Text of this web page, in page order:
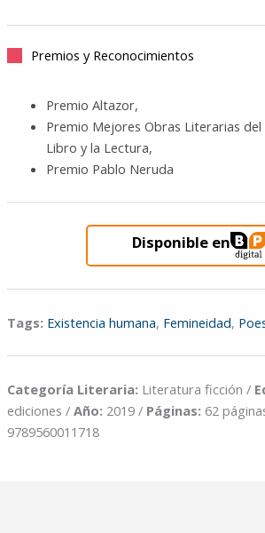
Premios y Reconocimientos
Premio Altazor,
Premio Mejores Obras Literarias del
Libro y la Lectura,
Premio Pablo Neruda
Disponible en
Tags: Existencia humana, Femineidad,
Categoría Literaria: Literatura ficción /
ediciones / Año: 2019 / Páginas: 62
9789560011718